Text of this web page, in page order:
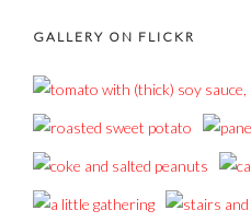
GALLERY ON FLICKR